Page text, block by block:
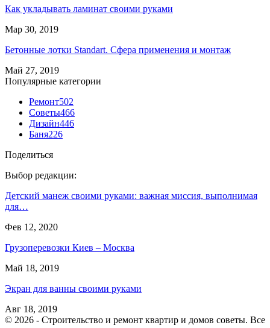
Как укладывать ламинат своими руками
Мар 30, 2019
Бетонные лотки Standart. Сфера применения и монтаж
Май 27, 2019
Популярные категории
Ремонт502
Советы466
Дизайн446
Баня226
Поделиться
Выбор редакции:
Детский манеж своими руками: важная миссия, выполнимая
для…
Фев 12, 2020
Грузоперевозки Киев – Москва
Май 18, 2019
Экран для ванны своими руками
Авг 18, 2019
© 2026 - Строительство и ремонт квартир и домов советы. Все